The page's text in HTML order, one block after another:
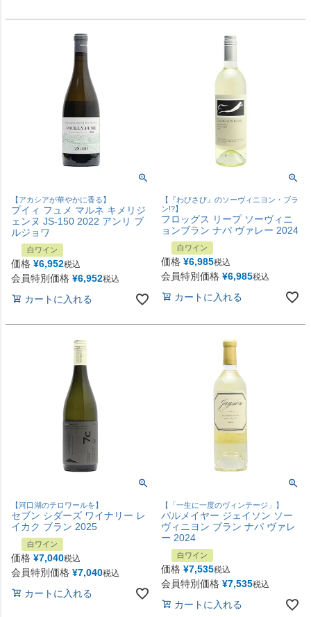
【アカシアが華やかに香る】
プイィ フュメ マルネ キメリジ
ェンヌ JS-150 2022 アンリ ブ
ルジョワ
白ワイン
価格 ¥6,952税込
会員特別価格 ¥6,952税込
カートに入れる
【『わびさび』のソーヴィニヨン・ブラ
ン!?】
フロッグス リープ ソーヴィニ
ョンブラン ナパ ヴァレー 2024
白ワイン
価格 ¥6,985税込
会員特別価格 ¥6,985税込
カートに入れる
【河口湖のテロワールを】
セブン シダーズ ワイナリー レ
イカク ブラン 2025
白ワイン
価格 ¥7,040税込
会員特別価格 ¥7,040税込
カートに入れる
【「一生に一度のヴィンテージ」】
パルメイヤー ジェイソン ソー
ヴィニヨン ブラン ナパ ヴァレ
ー 2024
白ワイン
価格 ¥7,535税込
会員特別価格 ¥7,535税込
カートに入れる